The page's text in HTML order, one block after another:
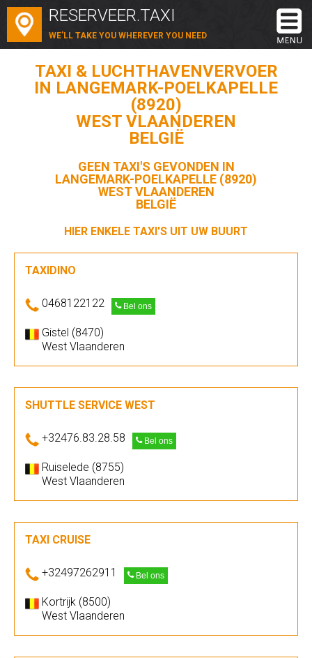
RESERVEER.TAXI
WE'LL TAKE YOU WHEREVER YOU NEED
TAXI & LUCHTHAVENVERVOER
IN LANGEMARK-POELKAPELLE
(8920)
WEST VLAANDEREN
BELGIË
GEEN TAXI'S GEVONDEN IN
LANGEMARK-POELKAPELLE (8920)
WEST VLAANDEREN
BELGIË
HIER ENKELE TAXI'S UIT UW BUURT
TAXIDINO
0468122122 Bel ons
Gistel (8470)
West Vlaanderen
SHUTTLE SERVICE WEST
+32476.83.28.58 Bel ons
Ruiselede (8755)
West Vlaanderen
TAXI CRUISE
+32497262911 Bel ons
Kortrijk (8500)
West Vlaanderen